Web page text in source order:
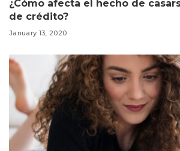
¿Cómo afecta el hecho de
de crédito?
January 13, 2020